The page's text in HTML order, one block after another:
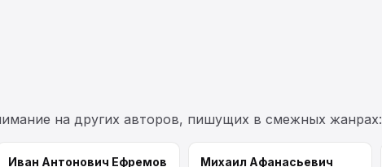
на других авторов, пишущих в смежных жанрах:
Иван Антонович Ефремов Михаил Афанасьевич